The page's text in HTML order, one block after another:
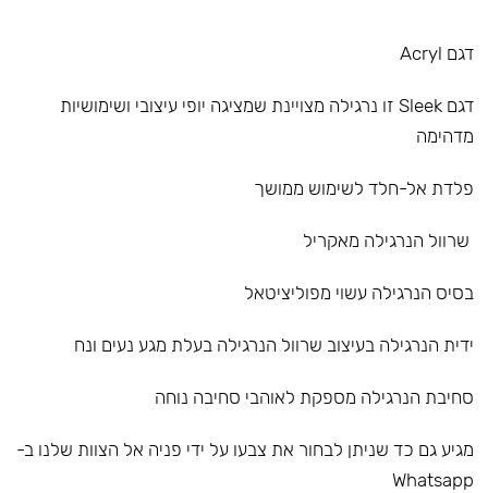
דגם Acryl
דגם Sleek זו נרגילה מצויינת שמציגה יופי עיצובי ושימושיות
מדהימה
פלדת אל-חלד לשימוש ממושך
שרוול הנרגילה מאקריל
בסיס הנרגילה עשוי מפוליציטאל
ידית הנרגילה בעיצוב שרוול הנרגילה בעלת מגע נעים ונח
סחיבת הנרגילה מספקת לאוהבי סחיבה נוחה
מגיע גם כד שניתן לבחור את צבעו על ידי פניה אל הצוות שלנו ב-
Whatsapp